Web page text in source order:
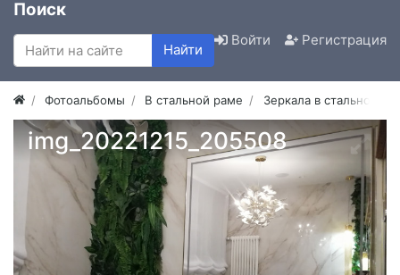
Поиск
Найти
Войти Регистрация
Фотоальбомы В стальной раме Зеркала в стальной
img_20221215_205508